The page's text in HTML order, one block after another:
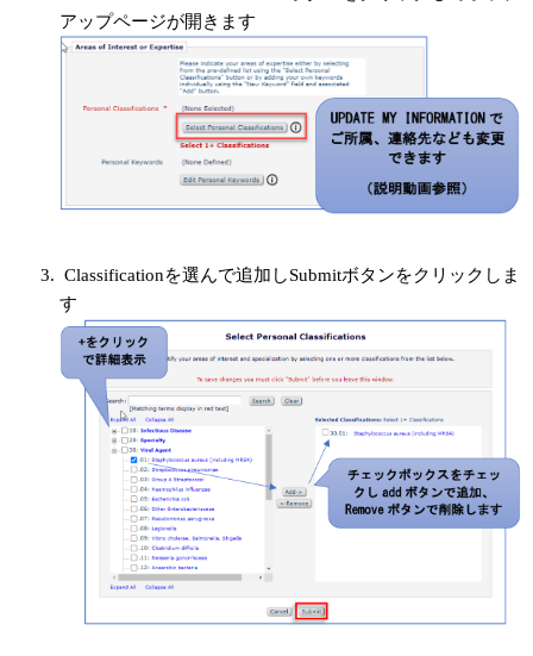
アップページが開きます
Classificationを選んで追加しSubmitボタンをクリックしま
す